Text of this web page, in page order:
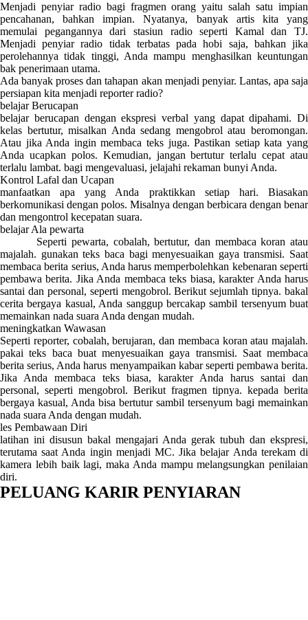
Menjadi penyiar radio bagi fragmen orang yaitu salah satu impian
pencahanan, bahkan impian. Nyatanya, banyak artis kita yang
memulai pegangannya dari stasiun radio seperti Kamal dan TJ.
Menjadi penyiar radio tidak terbatas pada hobi saja, bahkan jika
perolehannya tidak tinggi, Anda mampu menghasilkan keuntungan
bak penerimaan utama.
Ada banyak proses dan tahapan akan menjadi penyiar. Lantas, apa saja
persiapan kita menjadi reporter radio?
belajar Berucapan
belajar berucapan dengan ekspresi verbal yang dapat dipahami. Di
kelas bertutur, misalkan Anda sedang mengobrol atau beromongan.
Atau jika Anda ingin membaca teks juga. Pastikan setiap kata yang
Anda ucapkan polos. Kemudian, jangan bertutur terlalu cepat atau
terlalu lambat. bagi mengevaluasi, jelajahi rekaman bunyi Anda.
Kontrol Lafal dan Ucapan
manfaatkan apa yang Anda praktikkan setiap hari. Biasakan
berkomunikasi dengan polos. Misalnya dengan berbicara dengan benar
dan mengontrol kecepatan suara.
belajar Ala pewarta
Seperti pewarta, cobalah, bertutur, dan membaca koran atau
majalah. gunakan teks baca bagi menyesuaikan gaya transmisi. Saat
membaca berita serius, Anda harus memperbolehkan kebenaran seperti
pembawa berita. Jika Anda membaca teks biasa, karakter Anda harus
santai dan personal, seperti mengobrol. Berikut sejumlah tipnya. bakal
cerita bergaya kasual, Anda sanggup bercakap sambil tersenyum buat
memainkan nada suara Anda dengan mudah.
meningkatkan Wawasan
Seperti reporter, cobalah, berujaran, dan membaca koran atau majalah.
pakai teks baca buat menyesuaikan gaya transmisi. Saat membaca
berita serius, Anda harus menyampaikan kabar seperti pembawa berita.
Jika Anda membaca teks biasa, karakter Anda harus santai dan
personal, seperti mengobrol. Berikut fragmen tipnya. kepada berita
bergaya kasual, Anda bisa bertutur sambil tersenyum bagi memainkan
nada suara Anda dengan mudah.
les Pembawaan Diri
latihan ini disusun bakal mengajari Anda gerak tubuh dan ekspresi,
terutama saat Anda ingin menjadi MC. Jika belajar Anda terekam di
kamera lebih baik lagi, maka Anda mampu melangsungkan penilaian
diri.
PELUANG KARIR PENYIARAN